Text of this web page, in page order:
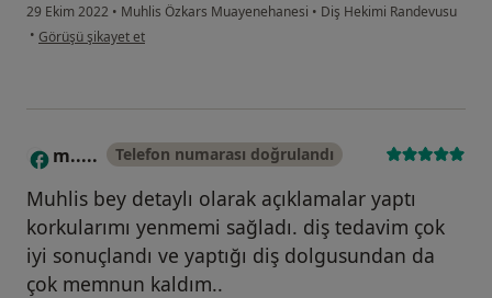
29 Ekim 2022 • Muhlis Özkars Muayenehanesi • Diş Hekimi Randevusu
• kullanıcının görüşüne göre ö....ü
Görüşü şikayet et
M m..... Telefon numarası doğrulandı
Muhlis bey detaylı olarak açıklamalar yaptı
korkularımı yenmemi sağladı. diş tedavim çok
iyi sonuçlandı ve yaptığı diş dolgusundan da
çok memnun kaldım..